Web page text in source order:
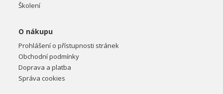
Školení
O nákupu
Prohlášení o přístupnosti stránek
Obchodní podmínky
Doprava a platba
Správa cookies